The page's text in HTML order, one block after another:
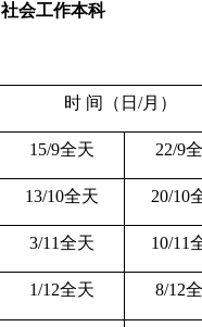
社会工作本科
时 间（日 /月）
15/9全天 22/9
13/10全天 20/10
3/11全天 10/11
1/12全天 8/12